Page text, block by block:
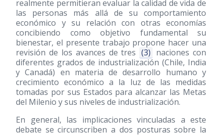
realmente permitieran evaluar la calidad de vida de
las personas más allá de su comportamiento
económico y su relación con otras economías
concibiendo como objetivo fundamental su
bienestar, el presente trabajo propone hacer una
revisión de los avances de tres (3) naciones con
diferentes grados de industrialización (Chile, India
y Canadá) en materia de desarrollo humano y
crecimiento económico a la luz de las medidas
tomadas por sus Estados para alcanzar las Metas
del Milenio y sus niveles de industrialización.
En general, las implicaciones vinculadas a este
debate se circunscriben a dos posturas sobre la